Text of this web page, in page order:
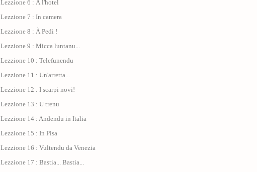
Lezzione 6 : À l'hotel
Lezzione 7 : In camera
Lezzione 8 : À Pedi !
Lezzione 9 : Micca luntanu...
Lezzione 10 : Telefunendu
Lezzione 11 : Un'arretta...
Lezzione 12 : I scarpi novi!
Lezzione 13 : U trenu
Lezzione 14 : Andendu in Italia
Lezzione 15 : In Pisa
Lezzione 16 : Vultendu da Venezia
Lezzione 17 : Bastia... Bastia...